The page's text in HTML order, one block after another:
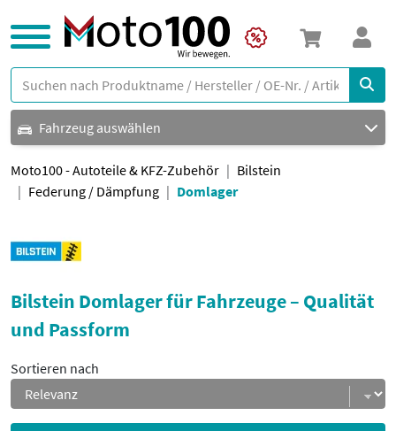
Fahrzeug auswählen
Moto100 - Autoteile & KFZ-Zubehör
Bilstein
Federung / Dämpfung
Domlager
Bilstein Domlager für Fahrzeuge – Qualität
und Passform
Sortieren nach